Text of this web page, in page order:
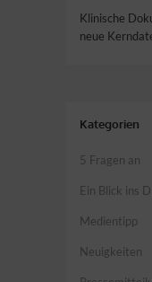
Klinische
neue
Kategorien
5 Fragen an
Ein Blick ins
Medientipp
Neuigkeiten